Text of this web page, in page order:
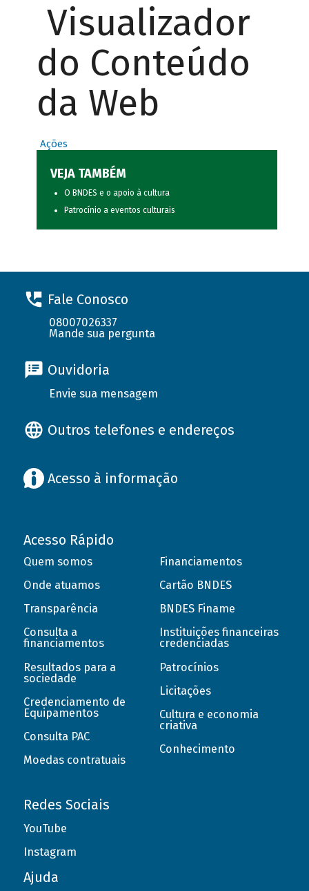
Visualizador
do Conteúdo
da Web
Ações
VEJA TAMBÉM
O BNDES e o apoio à cultura
Patrocínio a eventos culturais
Fale Conosco
08007026337
Mande sua pergunta
Ouvidoria
Envie sua mensagem
Outros telefones e endereços
Acesso à informação
Acesso Rápido
Quem somos
Onde atuamos
Transparência
Consulta a
financiamentos
Resultados para a
sociedade
Credenciamento de
Equipamentos
Consulta PAC
Moedas contratuais
Financiamentos
Cartão BNDES
BNDES Finame
Instituições financeiras
credenciadas
Patrocínios
Licitações
Cultura e economia
criativa
Conhecimento
Redes Sociais
YouTube
Instagram
Ajuda